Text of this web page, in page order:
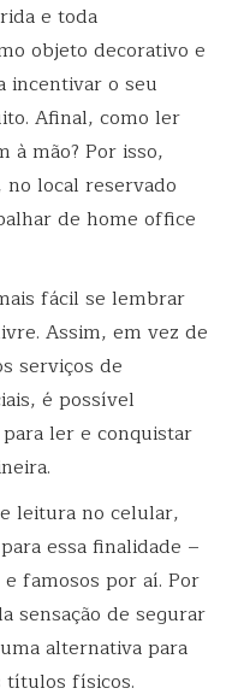
e toda
objeto decorativo e
incentivar o seu
Afinal, como ler
à mão? Por isso,
no local reservado
de home office
fácil se lembrar
Assim, em vez de
serviços de
é possível
ler e conquistar
leitura no celular,
essa finalidade –
famosos por aí. Por
sensação de segurar
alternativa para
títulos físicos.